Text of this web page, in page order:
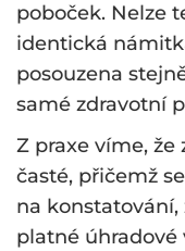
poboček. Nelze
identická
posouzena
samé zdravotní
Z praxe víme,
časté, přičemž
na
platné úhradové